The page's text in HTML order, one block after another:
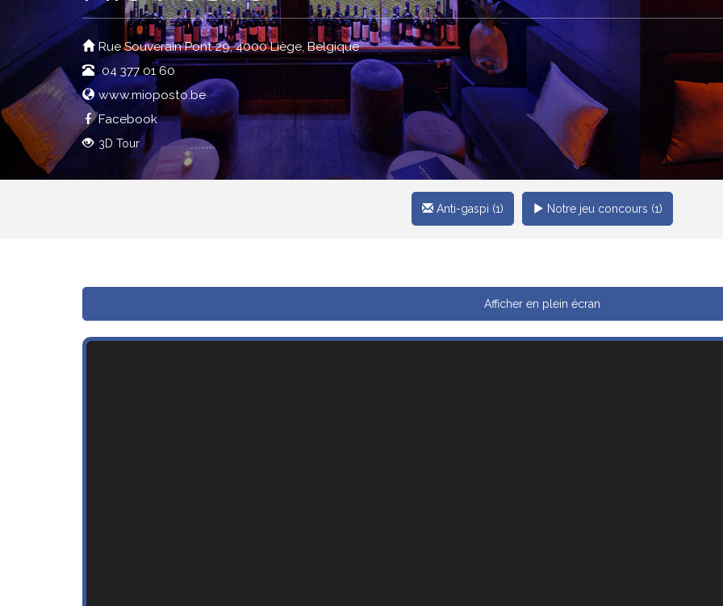
Rue Souverain Pont 29, 4000 Liège, Belgique
04 377 01 60
www.mioposto.be
Facebook
3D Tour
Anti-gaspi (1) Notre jeu concours (1)
Afficher en plein écran